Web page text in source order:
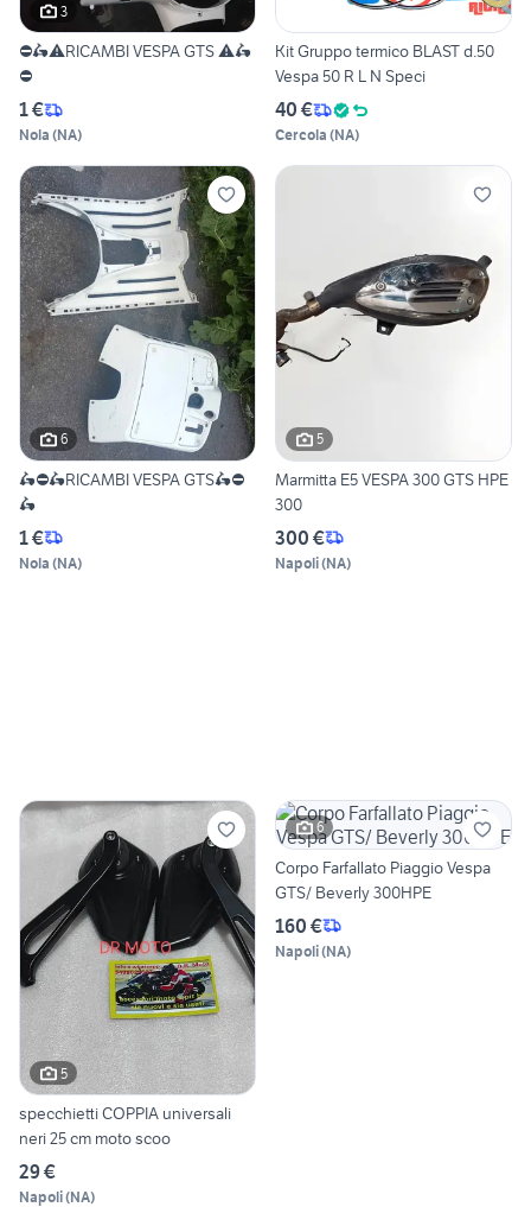
3
⛔️🛵⚠️RICAMBI VESPA GTS ⚠️🛵
⛔️
1 €
Nola (NA)
Kit Gruppo termico BLAST d.50
Vespa 50 R L N Speci
40 €
Cercola (NA)
6
🛵⛔️🛵RICAMBI VESPA GTS🛵⛔️
🛵
1 €
Nola (NA)
5
Marmitta E5 VESPA 300 GTS HPE
300
300 €
Napoli(NA)
5
specchietti COPPIA universali
neri 25 cm moto scoo
29 €
Napoli(NA)
6
Corpo Farfallato Piaggio Vespa
GTS/ Beverly 300HPE
160 €
Napoli(NA)